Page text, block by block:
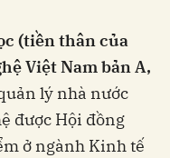
(tiền thân của
Việt Nam bản A,
lý nhà nước
được Hội đồng
ở ngành Kinh tế